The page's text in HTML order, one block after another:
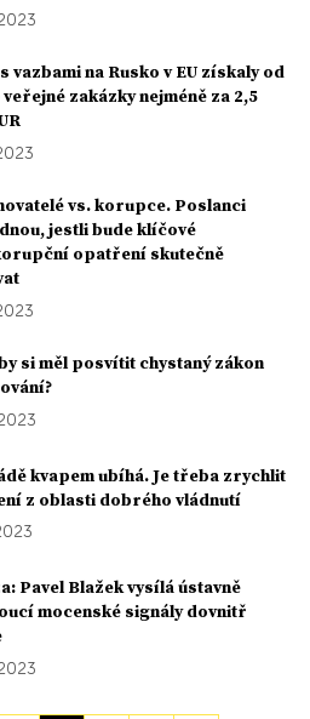
vazbami na Rusko v EU získaly od
zakázky nejméně za 2,5
vs. korupce. Poslanci
jestli bude klíčové
opatření skutečně
si měl posvítit chystaný zákon
kvapem ubíhá. Je třeba zrychlit
z oblasti dobrého vládnutí
Pavel Blažek vysílá ústavně
mocenské signály dovnitř